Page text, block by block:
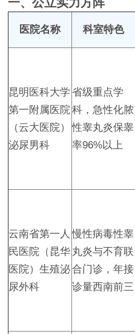
医院名称 科室特色
昆明医科大学
第一附属医院
（云大医院）
泌尿男科
省级重点学
科，急性化脓
性睾丸炎保睾
率96%以上
云南省第一人
民医院（昆华
医院）生殖泌
尿外科
慢性病毒性睾
丸炎与不育联
合门诊，年接
诊量西南前三